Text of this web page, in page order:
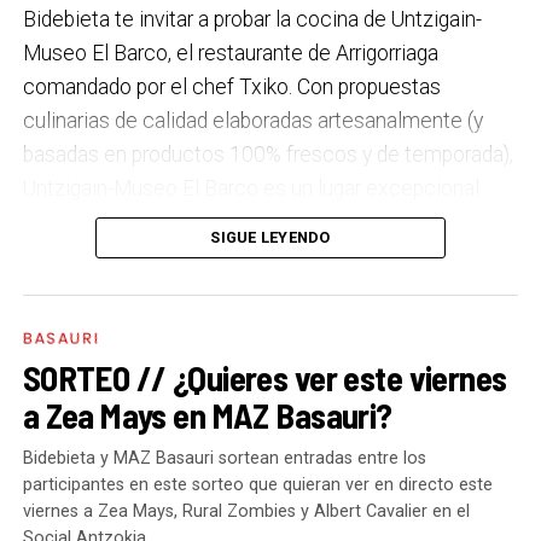
Localidad:
DNI:
Teléfono de contacto:
Bidebieta te invitar a probar la cocina de Untzigain-
Museo El Barco, el restaurante de Arrigorriaga
comandado por el chef Txiko. Con propuestas
culinarias de calidad elaboradas artesanalmente (y
basadas en productos 100% frescos y de temporada),
para vuestra boda, para cualquier celebración y evento
de empresa o, simplemente, para que degustar un
menú del día se convierta en un momento especial. Y
semana un doble premio: un menú doble solo para
prometidos y un 2×1 en menús al que cualquiera
puede optar.
SORTEO: “NOS CASAMOS”
SIGUE LEYENDO
BASAURI
SORTEO // ¿Quieres ver este viernes
a Zea Mays en MAZ Basauri?
Bidebieta y MAZ Basauri sortean entradas entre los
participantes en este sorteo que quieran ver en directo este
viernes a Zea Mays, Rural Zombies y Albert Cavalier en el